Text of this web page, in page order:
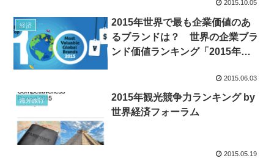
2015.10.05
経済
2015年世界で最も企業価値のあ
るブランドは？ 世界の企業ブラ
ンド価値ランキング「2015年ブ
2015.06.03
海外旅行
2015年観光競争力ランキング by
世界経済フォーラム
2015.05.19